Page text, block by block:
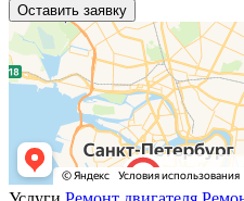
Оставить заявку